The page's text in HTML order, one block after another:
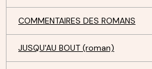
COMMENTAIRES DES ROMANS
JUSQU'AU BOUT (roman)